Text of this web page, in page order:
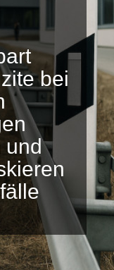
bei
und